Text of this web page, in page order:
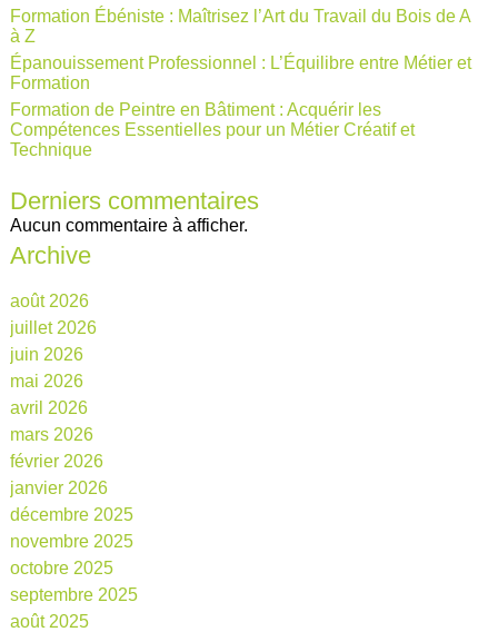
Formation Ébéniste : Maîtrisez l’Art du Travail du Bois de A
à Z
Épanouissement Professionnel : L’Équilibre entre Métier et
Formation
Formation de Peintre en Bâtiment : Acquérir les
Compétences Essentielles pour un Métier Créatif et
Technique
Derniers commentaires
Aucun commentaire à afficher.
Archive
août 2026
juillet 2026
juin 2026
mai 2026
avril 2026
mars 2026
février 2026
janvier 2026
décembre 2025
novembre 2025
octobre 2025
septembre 2025
août 2025